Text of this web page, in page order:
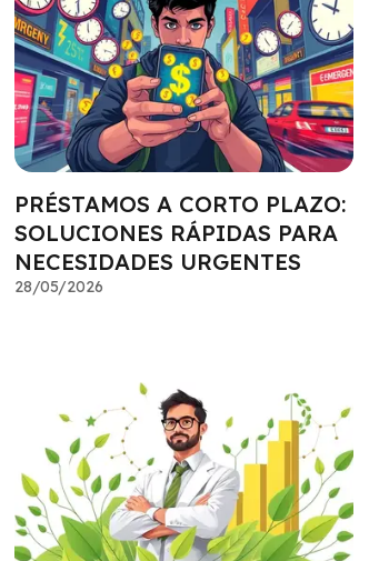
PRÉSTAMOS A CORTO PLAZO:
SOLUCIONES RÁPIDAS PARA
NECESIDADES URGENTES
28/05/2026